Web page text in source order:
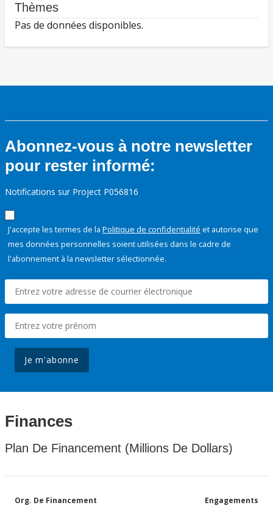
Thèmes
Pas de données disponibles.
Abonnez-vous à notre newsletter
pour rester informé:
Notifications sur Project P056816
J'accepte les termes de la Politique de confidentialité et autorise que
mes données personnelles soient utilisées dans le cadre de
l'abonnement à la newsletter sélectionnée.
Je m'abonne
Finances
Plan De Financement (Millions De Dollars)
Org. De Financement Engagements